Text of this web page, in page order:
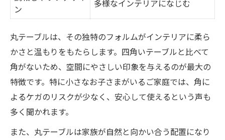
丸いフォルムで空間が優しくなる仕組み
安全性とインテリア性の両立法
家族がくつろげるインテリアづくりの鍵
インテリアを彩るテーブル選びの新常識
インテリア視点で比較する丸テーブルと四
角テーブル
デザイン性を重視するなら丸テーブルが有
効
ン
多様なインテリアになじむ
丸テーブルは、その独特のフォルムがインテリアに柔ら
かさと温もりをもたらします。四角いテーブルと比べて
角がないため、空間にやさしい印象を与えるのが最大の
特徴です。特に小さなお子さまがいるご家庭では、角に
よるケガのリスクが少なく、安心して使えるという声も
多く聞かれます。
また、丸テーブルは家族が自然と向かい合う配置になり